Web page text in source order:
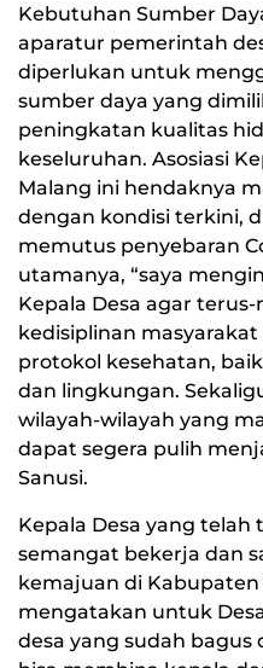
Kebutuhan Sumber
aparatur pemerintah
diperlukan untuk
sumber daya yang
peningkatan kualitas
keseluruhan. Asosiasi
Malang ini hendaknya
dengan kondisi terkini,
memutus penyebaran
utamanya, “saya
Kepala Desa agar
kedisiplinan
protokol kesehatan,
dan lingkungan.
wilayah-wilayah yang
dapat segera pulih
Sanusi.
Kepala Desa yang
semangat bekerja dan
kemajuan di Kabupaten
mengatakan untuk
desa yang sudah